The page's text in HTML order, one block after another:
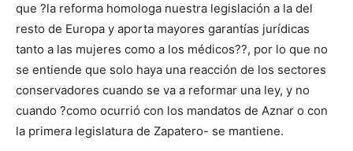
que ?la reforma homologa nuestra legislación a la del
resto de Europa y aporta mayores garantías jurídicas
tanto a las mujeres como a los médicos??, por lo que no
se entiende que solo haya una reacción de los sectores
conservadores cuando se va a reformar una ley, y no
cuando ?como ocurrió con los mandatos de Aznar o con
la primera legislatura de Zapatero- se mantiene.